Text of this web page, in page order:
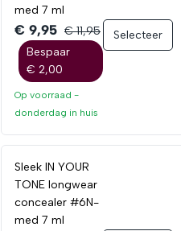
med 7 ml
€ 9,95 € 11,95
Bespaar
€ 2,00
Op voorraad -
donderdag in huis
Selecteer
Sleek IN YOUR
TONE longwear
concealer #6N-
med 7 ml